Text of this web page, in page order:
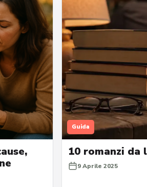
Guida
10 romanzi da
9 Aprile 2025